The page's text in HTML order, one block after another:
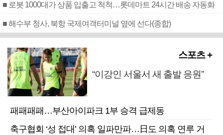
■ 로봇 1000대가 상품 입출고 척척…롯데마트 24시간 배송 자동화
■ 해수부 청사, 북항 국제여객터미널 옆에 선다(종합)
스포츠 +
“이강인 서울서 새 출발 응원”
패패패패…부산아이파크 1부 승격 급제동
축구협회 ‘성 접대’ 의혹 일파만파…日도 의혹 연루 거